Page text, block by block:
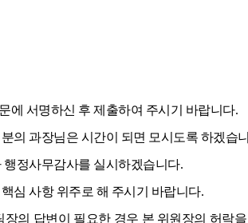
에 서명하신 후 제출하여 주시기 바랍니다.
의 과장님은 시간이 되면 모시도록 하겠습
행정사무감사를 실시하겠습니다.
심 사항 위주로 해 주시기 바랍니다.
장의 답변이 필요한 경우 본 위원장의 허락